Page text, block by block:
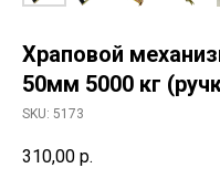
Храповой
50мм 5000 кг
SKU: 5173
310,00 р.